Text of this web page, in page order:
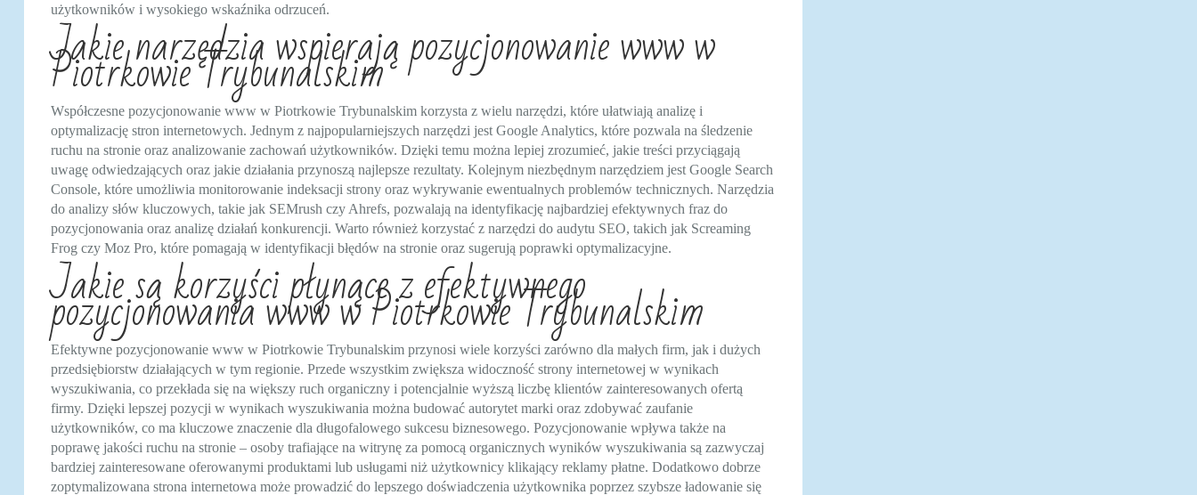
użytkowników i wysokiego wskaźnika odrzuceń.
Jakie narzędzia wspierają pozycjonowanie www w
Piotrkowie Trybunalskim
Współczesne pozycjonowanie www w Piotrkowie Trybunalskim korzysta z wielu narzędzi, które ułatwiają analizę i
optymalizację stron internetowych. Jednym z najpopularniejszych narzędzi jest Google Analytics, które pozwala na śledzenie
ruchu na stronie oraz analizowanie zachowań użytkowników. Dzięki temu można lepiej zrozumieć, jakie treści przyciągają
uwagę odwiedzających oraz jakie działania przynoszą najlepsze rezultaty. Kolejnym niezbędnym narzędziem jest Google Search
Console, które umożliwia monitorowanie indeksacji strony oraz wykrywanie ewentualnych problemów technicznych. Narzędzia
do analizy słów kluczowych, takie jak SEMrush czy Ahrefs, pozwalają na identyfikację najbardziej efektywnych fraz do
pozycjonowania oraz analizę działań konkurencji. Warto również korzystać z narzędzi do audytu SEO, takich jak Screaming
Frog czy Moz Pro, które pomagają w identyfikacji błędów na stronie oraz sugerują poprawki optymalizacyjne.
Jakie są korzyści płynące z efektywnego
pozycjonowania www w Piotrkowie Trybunalskim
Efektywne pozycjonowanie www w Piotrkowie Trybunalskim przynosi wiele korzyści zarówno dla małych firm, jak i dużych
przedsiębiorstw działających w tym regionie. Przede wszystkim zwiększa widoczność strony internetowej w wynikach
wyszukiwania, co przekłada się na większy ruch organiczny i potencjalnie wyższą liczbę klientów zainteresowanych ofertą
firmy. Dzięki lepszej pozycji w wynikach wyszukiwania można budować autorytet marki oraz zdobywać zaufanie
użytkowników, co ma kluczowe znaczenie dla długofalowego sukcesu biznesowego. Pozycjonowanie wpływa także na
poprawę jakości ruchu na stronie – osoby trafiające na witrynę za pomocą organicznych wyników wyszukiwania są zazwyczaj
bardziej zainteresowane oferowanymi produktami lub usługami niż użytkownicy klikający reklamy płatne. Dodatkowo dobrze
zoptymalizowana strona internetowa może prowadzić do lepszego doświadczenia użytkownika poprzez szybsze ładowanie się